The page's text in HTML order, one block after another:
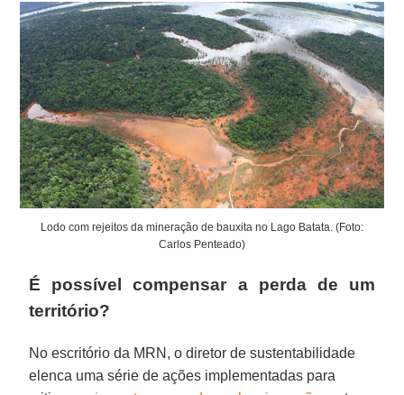
Lodo com rejeitos da mineração de bauxita no Lago Batata. (Foto:
Carlos Penteado)
É possível compensar a perda de um
território?
No escritório da MRN, o diretor de sustentabilidade
elenca uma série de ações implementadas para